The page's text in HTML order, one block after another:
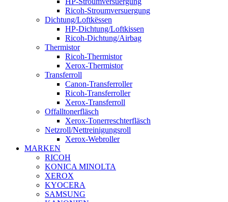
Ricoh-Stroumversuergung
Dichtung/Loftkëssen
HP-Dichtung/Loftkissen
Ricoh-Dichtung/Airbag
Thermistor
Ricoh-Thermistor
Xerox-Thermistor
Transferroll
Canon-Transferroller
Ricoh-Transferroller
Xerox-Transferroll
Offalltonerfläsch
Xerox-Tonerreschterfläsch
Netzroll/Nettreinigungsroll
Xerox-Webroller
MARKEN
RICOH
KONICA MINOLTA
XEROX
KYOCERA
SAMSUNG